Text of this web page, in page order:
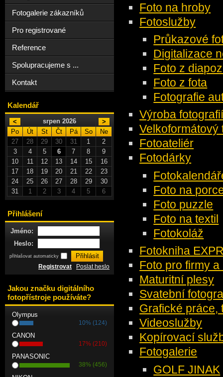
Foto na hroby
Fotoslužby
Průkazové
Digitalizace
Foto z
Foto z fota
Fotografie
Výroba
Velkoformátový
Fotoateliér
Fotodárky
Foto na
Foto puzzle
Foto na textil
Fotokoláž
Fotokniha
Foto pro firmy
Maturitní plesy
Svatební
Grafické práce,
Videoslužby
Kopírovací
Fotogalerie
GOLF JINAK
Fotogalerie zákazníků
Pro registrované
Reference
Spolupracujeme s ...
Kontakt
Kalendář
< srpen 2026
>
Po
Út St Čt Pá So
Ne
27
28 29 30 31 1
2
3
4 5 6 7 8
9
10
11 12 13 14 15
16
17
18 19 20 21 22
23
24
25 26 27 28 29
30
31
1 2 3 4 5 6
Přihlášení
Jméno:
Heslo:
přihlašovat automaticky
Registrovat Poslat heslo
Jakou značku digitálního
fotopřístroje používáte?
Olympus
10% (124)
CANON
17% (210)
PANASONIC
38% (456)